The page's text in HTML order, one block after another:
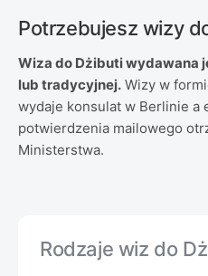
Potrzebujesz wizy
Wiza do Dżibuti wydawana
lub tradycyjnej. Wizy w
wydaje konsulat w Berlinie a
potwierdzenia mailowego
Ministerstwa.
Rodzaje wiz do